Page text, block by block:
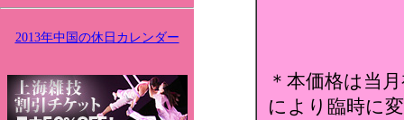
2013年中国の休日カレンダー
＊本価格は当
により臨時に